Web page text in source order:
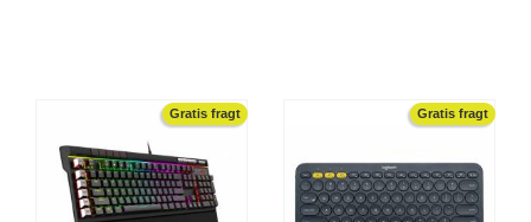
Gratis fragt Gratis fragt